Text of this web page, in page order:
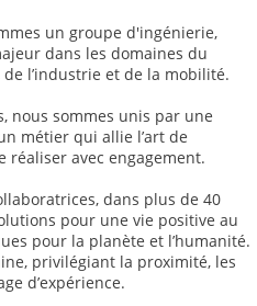
un groupe d'ingénierie,
dans les domaines du
de l’industrie et de la mobilité.
nous sommes unis par une
métier qui allie l’art de
réaliser avec engagement.
dans plus de 40
pour une vie positive au
pour la planète et l’humanité.
privilégiant la proximité, les
d’expérience.